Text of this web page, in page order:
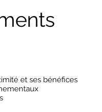
et ses bénéfices